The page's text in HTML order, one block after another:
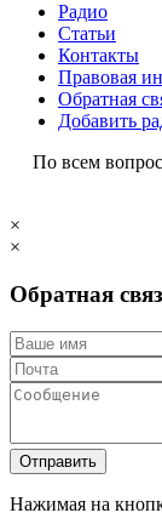
Радио
Статьи
Контакты
Правовая
Обратная
Добавить
По всем
×
×
Обратная
Отправить
Нажимая на